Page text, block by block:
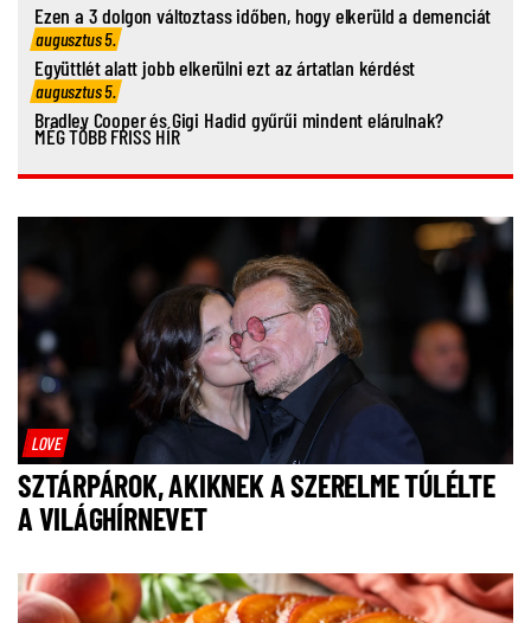
Ezen a 3 dolgon változtass időben, hogy elkerüld a demenciát
augusztus 5.
Együttlét alatt jobb elkerülni ezt az ártatlan kérdést
augusztus 5.
Bradley Cooper és Gigi Hadid gyűrűi mindent elárulnak?
MÉG TÖBB FRISS HÍR
LOVE
SZTÁRPÁROK, AKIKNEK A SZERELME TÚLÉLTE
A VILÁGHÍRNEVET